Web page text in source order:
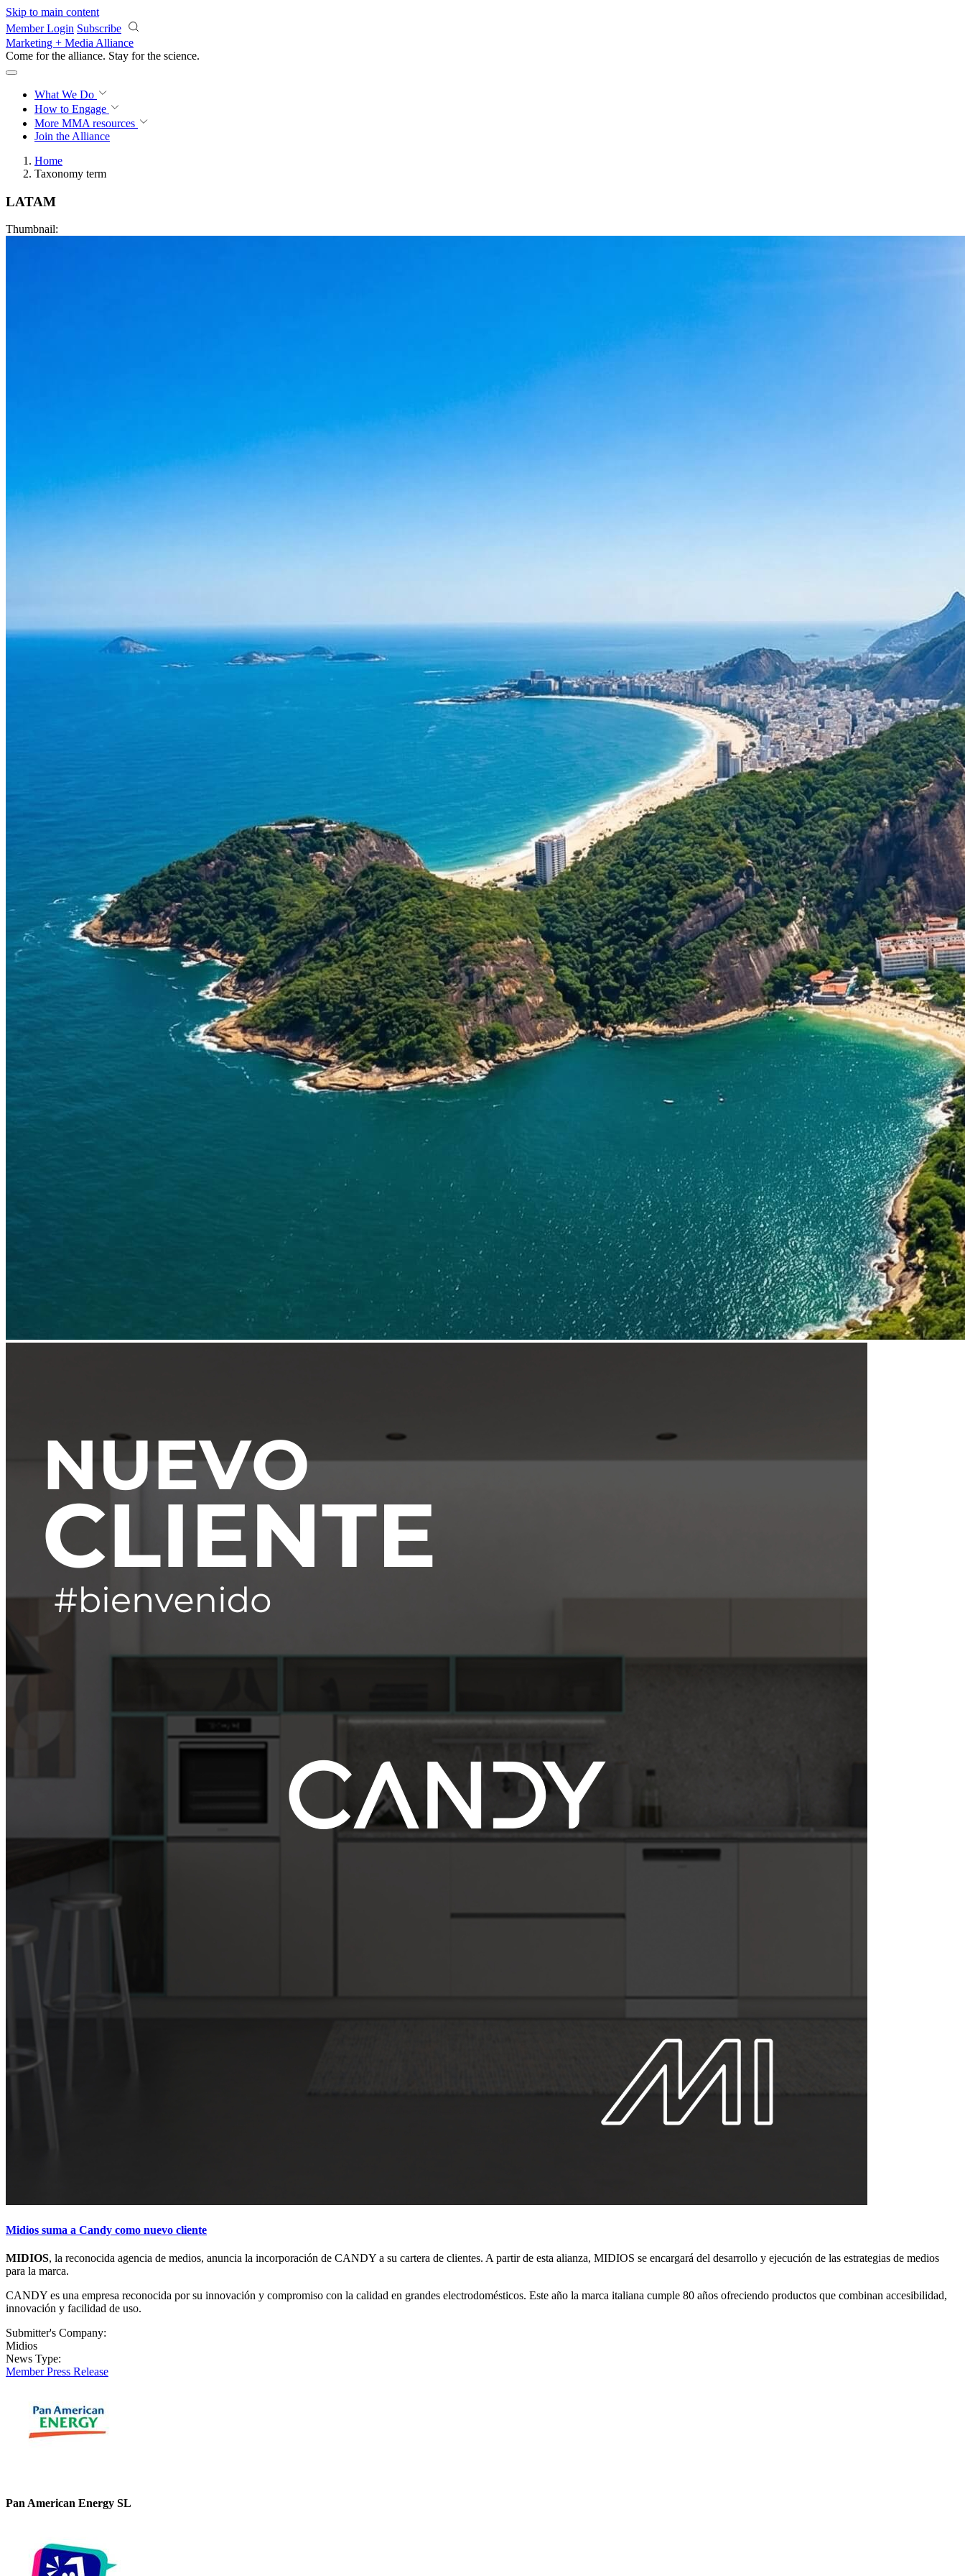
Skip to main content
Member Login Subscribe
Marketing + Media Alliance
Come for the alliance. Stay for the revolution.
What We Do
How to Engage
More MMA resources
Join the Alliance
Home
Taxonomy term
LATAM
Thumbnail:
Midios suma a Candy como nuevo cliente
MIDIOS, la reconocida agencia de medios, anuncia la incorporación de CANDY a su cartera de clientes. A partir de esta alianza, MIDIOS se encargará del desarrollo y ejecución de las estrategias de medios
para la marca.
CANDY es una empresa reconocida por su innovación y compromiso con la calidad en grandes electrodomésticos. Este año la marca italiana cumple 80 años ofreciendo productos que combinan accesibilidad,
innovación y facilidad de uso.
Submitter's Company:
Midios
News Type:
Member Press Release
Pan American Energy SL